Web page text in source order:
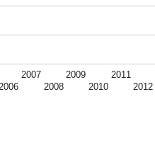
2007
2008
2009
2010
2011
2012